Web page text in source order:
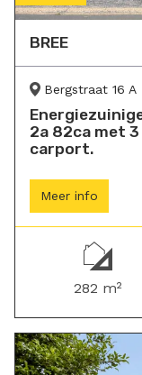
BREE
Bergstraat 16 A
2a 82ca met
carport.
Meer info
282 m²